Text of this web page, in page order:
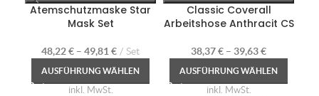
Atemschutzmaske Star
Mask Set
48,22€ – 49,81 € Set
AUSFÜHRUNG WÄHLEN
inkl. MwSt.
Classic Coverall
Arbeitshose Anthracit CS
38,37€ – 39,63€
AUSFÜHRUNG WÄHLEN
inkl. MwSt.